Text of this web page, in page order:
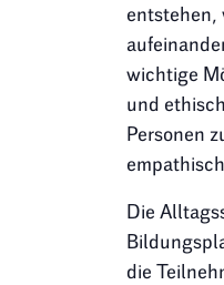
entstehen,
wichtige
und
Personen
Die
die